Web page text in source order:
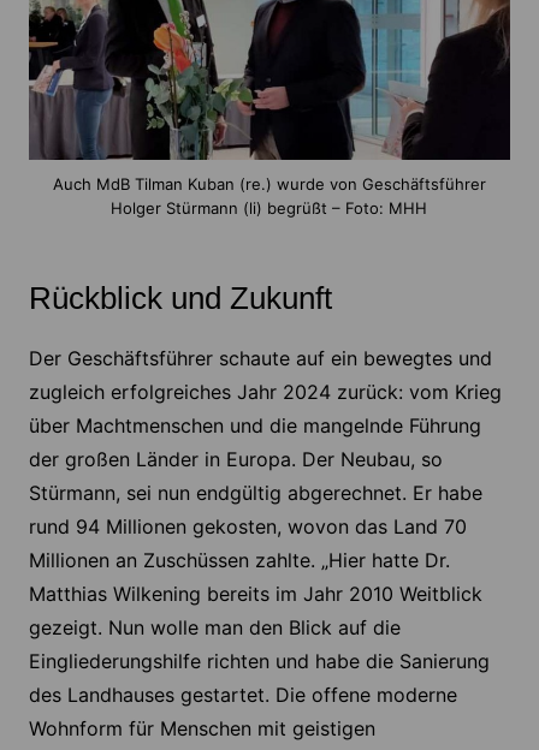
Auch MdB Tilman Kuban (re.) wurde von Geschäftsführer
Holger Stürmann (li) begrüßt – Foto: MHH
Rückblick und Zukunft
Der Geschäftsführer schaute auf ein bewegtes und
zugleich erfolgreiches Jahr 2024 zurück: vom Krieg
über Machtmenschen und die mangelnde Führung
der großen Länder in Europa. Der Neubau, so
Stürmann, sei nun endgültig abgerechnet. Er habe
rund 94 Millionen gekosten, wovon das Land 70
Millionen an Zuschüssen zahlte. „Hier hatte Dr.
Matthias Wilkening bereits im Jahr 2010 Weitblick
gezeigt. Nun wolle man den Blick auf die
Eingliederungshilfe richten und habe die Sanierung
des Landhauses gestartet. Die offene moderne
Wohnform für Menschen mit geistigen